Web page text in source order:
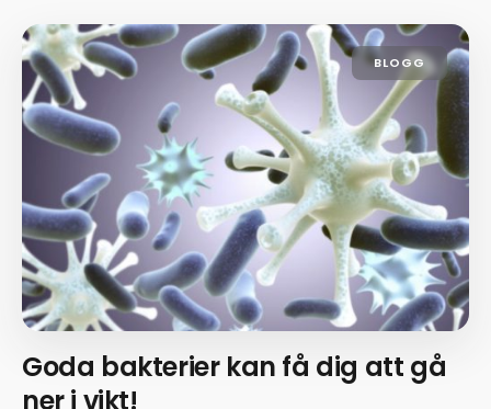
BLOGG
Goda bakterier kan få dig att gå
ner i vikt!